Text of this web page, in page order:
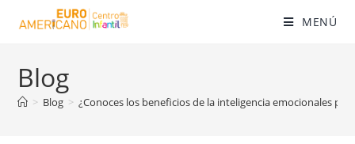
MENÚ
Blog
> Blog > ¿Conoces los beneficios de la inteligencia emocionales